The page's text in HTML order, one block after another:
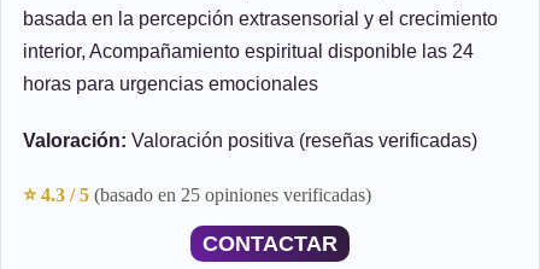
basada en la percepción extrasensorial y el crecimiento
interior, Acompañamiento espiritual disponible las 24
horas para urgencias emocionales
Valoración: Valoración positiva (reseñas verificadas)
⭐ 4.3 / 5 (basado en 25 opiniones verificadas)
CONTACTAR